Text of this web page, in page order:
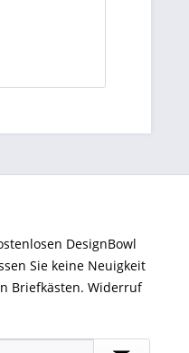
DesignBowl
Sie keine Neuigkeit
Briefkästen. Widerruf